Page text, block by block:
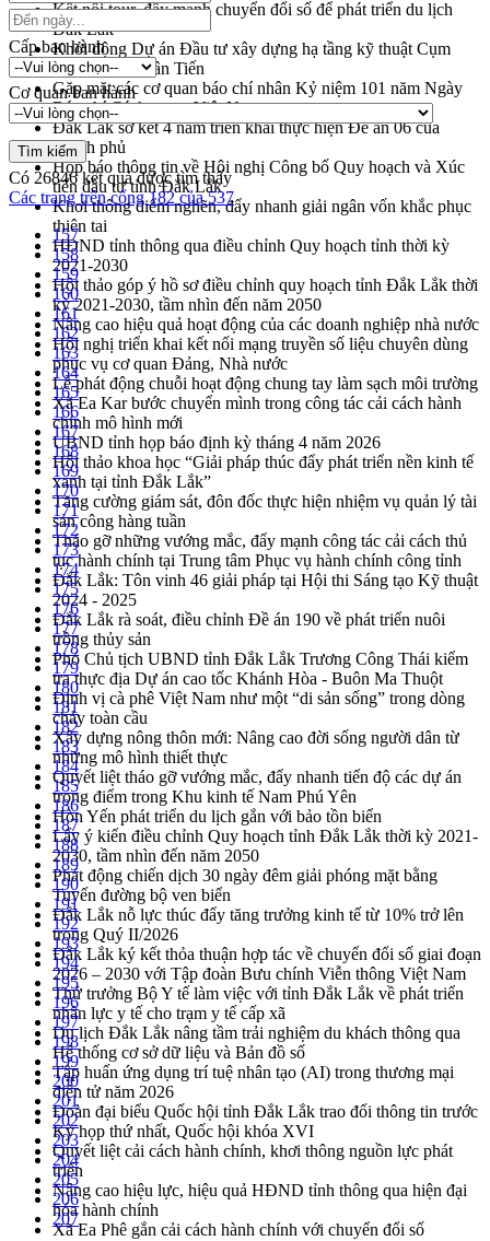
Kết nối tour, đẩy mạnh chuyển đổi số để phát triển du lịch
Đắk Lắk
Khởi động Dự án Đầu tư xây dựng hạ tầng kỹ thuật Cụm
công nghiệp Tân Tiến
Gặp mặt các cơ quan báo chí nhân Kỷ niệm 101 năm Ngày
Báo chí Cách mạng Việt Nam
Đắk Lắk sơ kết 4 năm triển khai thực hiện Đề án 06 của
Chính phủ
Họp báo thông tin về Hội nghị Công bố Quy hoạch và Xúc
tiến đầu tư tỉnh Đắk Lắk
Khơi thông điểm nghẽn, đẩy nhanh giải ngân vốn khắc phục
thiên tai
HĐND tỉnh thông qua điều chỉnh Quy hoạch tỉnh thời kỳ
2021-2030
Hội thảo góp ý hồ sơ điều chỉnh quy hoạch tỉnh Đắk Lắk thời
kỳ 2021-2030, tầm nhìn đến năm 2050
Nâng cao hiệu quả hoạt động của các doanh nghiệp nhà nước
Hội nghị triển khai kết nối mạng truyền số liệu chuyên dùng
phục vụ cơ quan Đảng, Nhà nước
Lễ phát động chuỗi hoạt động chung tay làm sạch môi trường
Xã Ea Kar bước chuyển mình trong công tác cải cách hành
chính mô hình mới
UBND tỉnh họp báo định kỳ tháng 4 năm 2026
Hội thảo khoa học “Giải pháp thúc đẩy phát triển nền kinh tế
xanh tại tỉnh Đắk Lắk”
Tăng cường giám sát, đôn đốc thực hiện nhiệm vụ quản lý tài
sản công hàng tuần
Tháo gỡ những vướng mắc, đẩy mạnh công tác cải cách thủ
tục hành chính tại Trung tâm Phục vụ hành chính công tỉnh
Đắk Lắk: Tôn vinh 46 giải pháp tại Hội thi Sáng tạo Kỹ thuật
2024 - 2025
Đắk Lắk rà soát, điều chỉnh Đề án 190 về phát triển nuôi
trồng thủy sản
Phó Chủ tịch UBND tỉnh Đắk Lắk Trương Công Thái kiểm
tra thực địa Dự án cao tốc Khánh Hòa - Buôn Ma Thuột
Định vị cà phê Việt Nam như một “di sản sống” trong dòng
chảy toàn cầu
Xây dựng nông thôn mới: Nâng cao đời sống người dân từ
những mô hình thiết thực
Quyết liệt tháo gỡ vướng mắc, đẩy nhanh tiến độ các dự án
trọng điểm trong Khu kinh tế Nam Phú Yên
Hòn Yến phát triển du lịch gắn với bảo tồn biển
Lấy ý kiến điều chỉnh Quy hoạch tỉnh Đắk Lắk thời kỳ 2021-
2030, tầm nhìn đến năm 2050
Phát động chiến dịch 30 ngày đêm giải phóng mặt bằng
Tuyến đường bộ ven biển
Đắk Lắk nỗ lực thúc đẩy tăng trưởng kinh tế từ 10% trở lên
trong Quý II/2026
Đắk Lắk ký kết thỏa thuận hợp tác về chuyển đổi số giai đoạn
2026 – 2030 với Tập đoàn Bưu chính Viễn thông Việt Nam
Thứ trưởng Bộ Y tế làm việc với tỉnh Đắk Lắk về phát triển
nhân lực y tế cho trạm y tế cấp xã
Du lịch Đắk Lắk nâng tầm trải nghiệm du khách thông qua
Hệ thống cơ sở dữ liệu và Bản đồ số
Tập huấn ứng dụng trí tuệ nhân tạo (AI) trong thương mại
điện tử năm 2026
Đoàn đại biểu Quốc hội tỉnh Đắk Lắk trao đổi thông tin trước
Kỳ họp thứ nhất, Quốc hội khóa XVI
Quyết liệt cải cách hành chính, khơi thông nguồn lực phát
triển
Nâng cao hiệu lực, hiệu quả HĐND tỉnh thông qua hiện đại
hóa hành chính
Xã Ea Phê gắn cải cách hành chính với chuyển đổi số
Cấp ban hành
Cơ quan ban hành
Có 26846kết quả được tìm thấy
Các trang trên cổng 182 của 537
157
158
159
160
161
162
163
164
165
166
167
168
169
170
171
172
173
174
175
176
177
178
179
180
181
182
183
184
185
186
187
188
189
190
191
192
193
194
195
196
197
198
199
200
201
202
203
204
205
206
207